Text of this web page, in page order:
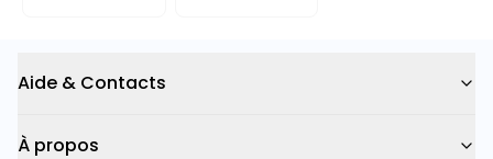
Aide & Contacts
À propos